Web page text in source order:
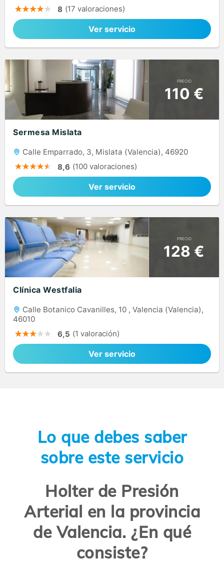
8 (17 valoraciones)
Ver servicio
PRECIO
110 €
Sermesa Mislata
Calle Emparrado, 3, Mislata (Valencia), 46920
8,6 (100 valoraciones)
Ver servicio
PRECIO
128 €
Clínica Westfalia
Calle Botanico Cavanilles, 10 , Valencia (Valencia),
46010
6,5 (1 valoración)
Ver servicio
Lo que debes saber
sobre este servicio
Holter de Presión
Arterial en la provincia
de Valencia. ¿En qué
consiste?